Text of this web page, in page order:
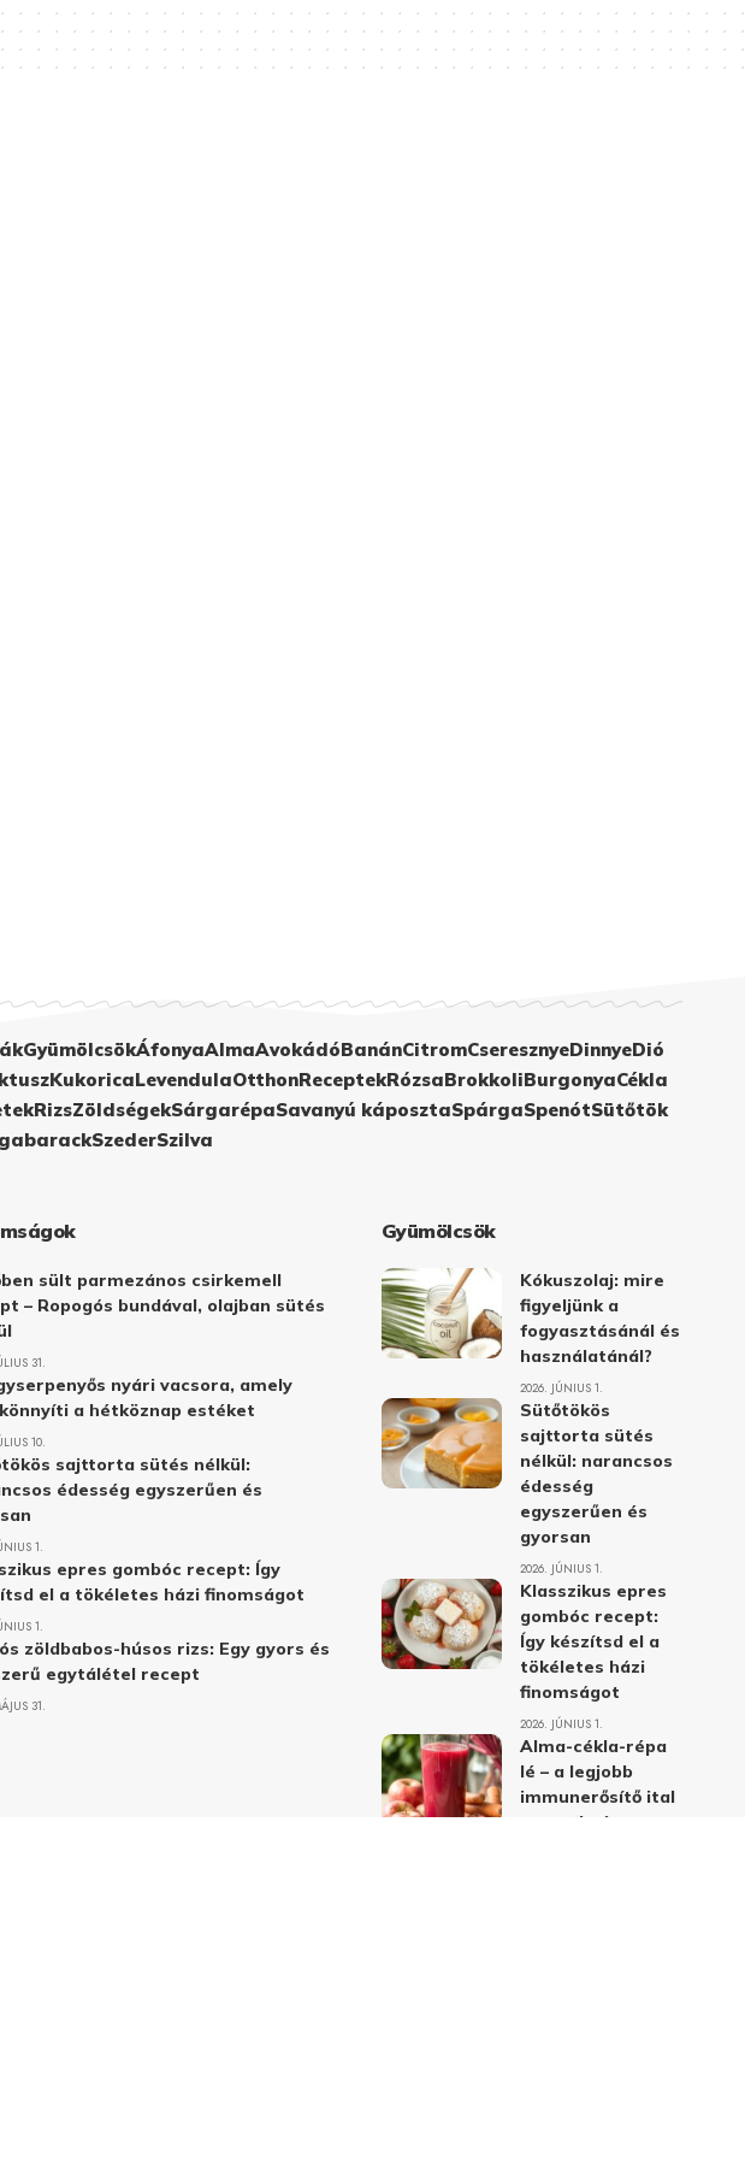
GyümölcsökÁfonyaAlmaAvokádóBanánCitromCseresznyeDinnyeDió
KukoricaLevendulaOtthonReceptekRózsaBrokkoliBurgonyaCékla
RizsZöldségekSárgarépaSavanyú káposztaSpárgaSpenótSütőtök
SzederSzilva
sült parmezános csirkemell
– Ropogós bundával, olajban sütés
31.
nyári vacsora, amely
a hétköznap estéket
10.
sajttorta sütés nélkül:
édesség egyszerűen és
1.
epres gombóc recept: Így
el a tökéletes házi finomságot
1.
zöldbabos-húsos rizs: Egy gyors és
egytálétel recept
31.
Gyümölcsök
Kókuszolaj: mire
figyeljünk a
fogyasztásánál és
használatánál?
2026. JÚNIUS 1.
Sütőtökös
sajttorta sütés
nélkül: narancsos
édesség
egyszerűen és
gyorsan
2026. JÚNIUS 1.
Klasszikus epres
gombóc recept:
Így készítsd el a
tökéletes házi
finomságot
2026. JÚNIUS 1.
Alma-cékla-répa
lé – a legjobb
immunerősítő ital
receptje és